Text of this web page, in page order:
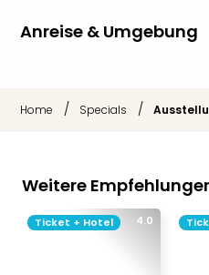
Anreise & Umgebung
Home / Specials /
Weitere
4.0
Ticket + Hotel